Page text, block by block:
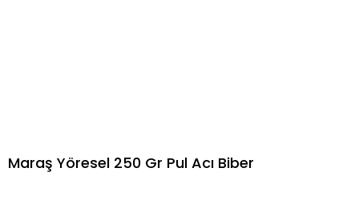
Maraş Yöresel 250 Gr Pul Acı Biber